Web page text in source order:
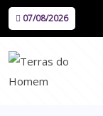
07/08/2026